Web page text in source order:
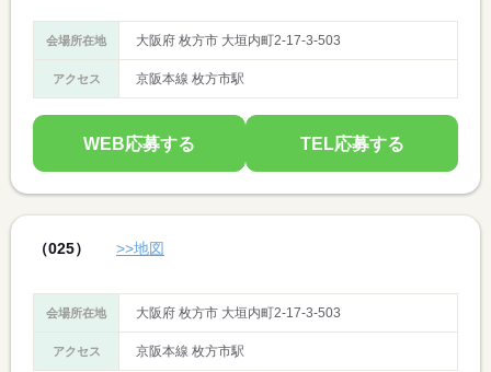
会場所在地 大阪府 枚方市 大垣内町2-17-3-503
アクセス 京阪本線 枚方市駅
WEB応募する TEL応募する
（025） >>地図
会場所在地 大阪府 枚方市 大垣内町2-17-3-503
アクセス 京阪本線 枚方市駅